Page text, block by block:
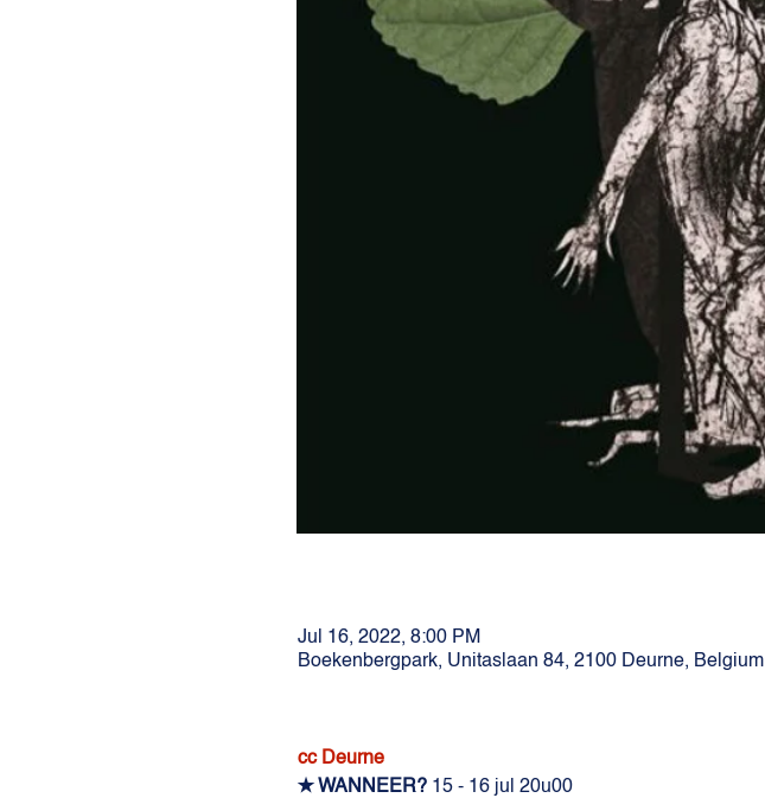
Jul 16, 2022, 8:00 PM
Boekenbergpark, Unitaslaan 84, 2100 Deurne, Belgium
cc Deurne
✭ WANNEER? 15 - 16 jul 20u00